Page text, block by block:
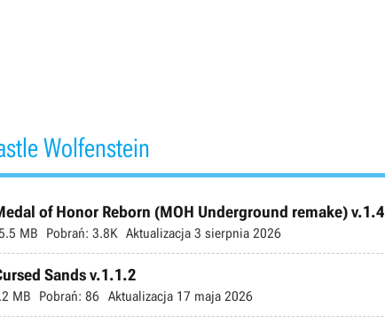
Wolfenstein
of Honor Reborn (MOH Underground remake) v.1.4
MB Pobrań: 3.8K Aktualizacja 3 sierpnia 2026
Sands v.1.1.2
MB Pobrań: 86 Aktualizacja 17 maja 2026